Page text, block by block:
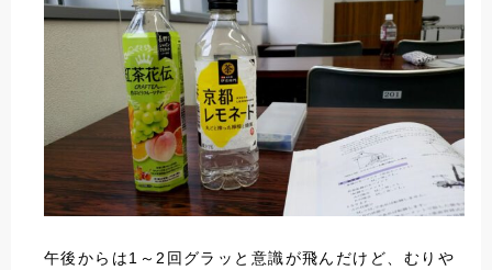
午後からは1～2回グラッと意識が飛んだけど、むりや